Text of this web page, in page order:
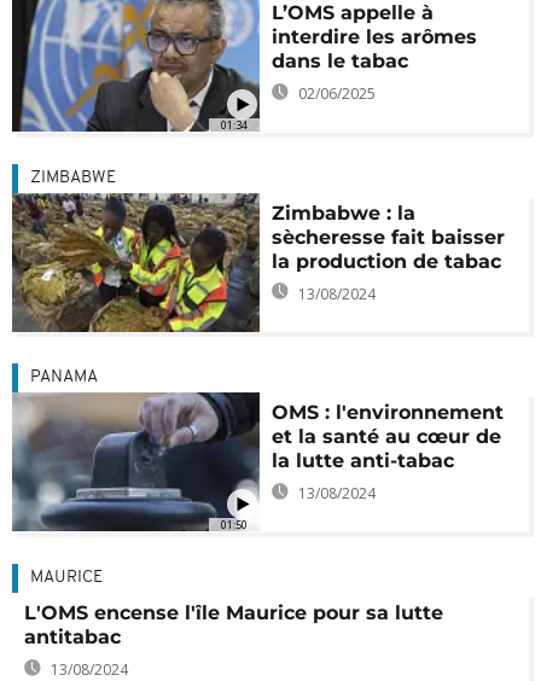
01:34
L’OMS appelle à
interdire les arômes
dans le tabac
02/06/2025
ZIMBABWE
Zimbabwe : la
sècheresse fait baisser
la production de tabac
13/08/2024
01:50
PANAMA
OMS : l'environnement
et la santé au cœur de
la lutte anti-tabac
13/08/2024
MAURICE
L'OMS encense l'île Maurice pour sa lutte
antitabac
13/08/2024